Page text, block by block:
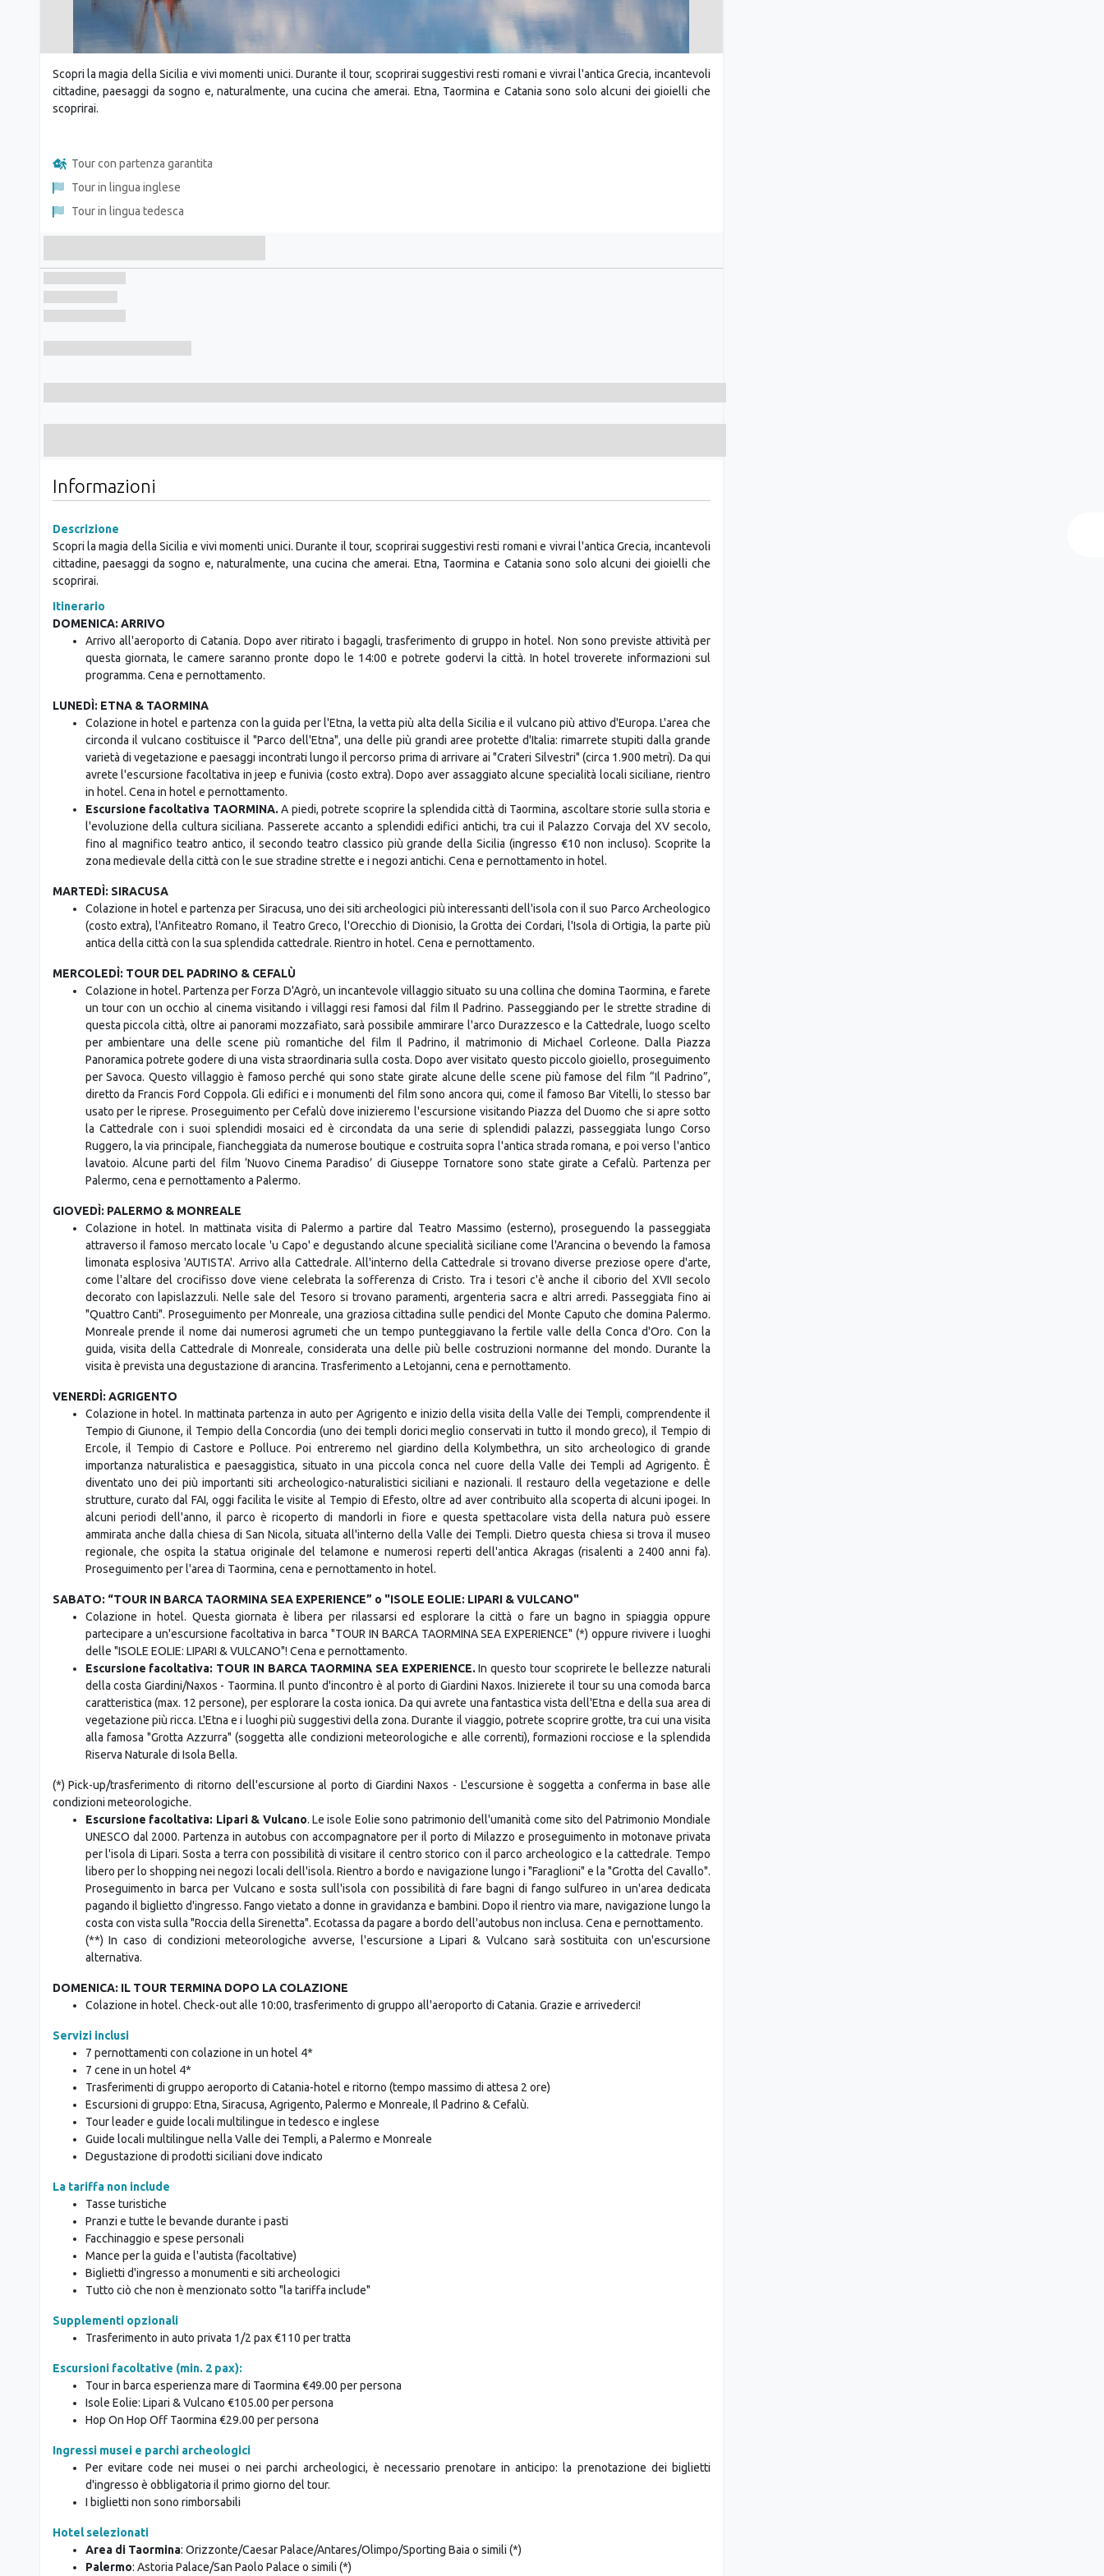
Scopri la magia della Sicilia e vivi momenti unici. Durante il tour, scoprirai suggestivi resti romani e vivrai l'antica Grecia, incantevoli
cittadine, paesaggi da sogno e, naturalmente, una cucina che amerai. Etna, Taormina e Catania sono solo alcuni dei gioielli che
scoprirai.
Tour in lingua inglese
Tour in lingua tedesca
Informazioni
Descrizione
Scopri la magia della Sicilia e vivi momenti unici. Durante il tour, scoprirai suggestivi resti romani e vivrai l'antica Grecia, incantevoli
cittadine, paesaggi da sogno e, naturalmente, una cucina che amerai. Etna, Taormina e Catania sono solo alcuni dei gioielli che
scoprirai.
DOMENICA: ARRIVO
Arrivo all'aeroporto di Catania. Dopo aver ritirato i bagagli, trasferimento di gruppo in hotel. Non sono previste attività per
questa giornata, le camere saranno pronte dopo le 14:00 e potrete godervi la città. In hotel troverete informazioni sul
programma. Cena e pernottamento.
LUNEDÌ: ETNA & TAORMINA
Colazione in hotel e partenza con la guida per l'Etna, la vetta più alta della Sicilia e il vulcano più attivo d'Europa. L'area che
circonda il vulcano costituisce il "Parco dell'Etna", una delle più grandi aree protette d'Italia: rimarrete stupiti dalla grande
varietà di vegetazione e paesaggi incontrati lungo il percorso prima di arrivare ai "Crateri Silvestri" (circa 1.900 metri). Da qui
avrete l'escursione facoltativa in jeep e funivia (costo extra). Dopo aver assaggiato alcune specialità locali siciliane, rientro
Escursione facoltativa TAORMINA.
l'evoluzione della cultura siciliana. Passerete accanto a splendidi edifici antichi, tra cui il Palazzo Corvaja del XV secolo,
fino al magnifico teatro antico, il secondo teatro classico più grande della Sicilia (ingresso €10 non incluso). Scoprite la
zona medievale della città con le sue stradine strette e i negozi antichi. Cena e pernottamento in hotel.
MARTEDÌ: SIRACUSA
Colazione in hotel e partenza per Siracusa, uno dei siti archeologici più interessanti dell'isola con il suo Parco Archeologico
(costo extra), l'Anfiteatro Romano, il Teatro Greco, l'Orecchio di Dionisio, la Grotta dei Cordari, l'Isola di Ortigia, la parte più
antica della città con la sua splendida cattedrale. Rientro in hotel. Cena e pernottamento.
MERCOLEDÌ: TOUR DEL PADRINO & CEFALÙ
Colazione in hotel. Partenza per Forza D'Agrò, un incantevole villaggio situato su una collina che domina Taormina, e farete
un tour con un occhio al cinema visitando i villaggi resi famosi dal film Il Padrino. Passeggiando per le strette stradine di
questa piccola città, oltre ai panorami mozzafiato, sarà possibile ammirare l'arco Durazzesco e la Cattedrale, luogo scelto
per ambientare una delle scene più romantiche del film Il Padrino, il matrimonio di Michael Corleone. Dalla Piazza
Panoramica potrete godere di una vista straordinaria sulla costa. Dopo aver visitato questo piccolo gioiello, proseguimento
per Savoca. Questo villaggio è famoso perché qui sono state girate alcune delle scene più famose del film “Il Padrino”,
diretto da Francis Ford Coppola. Gli edifici e i monumenti del film sono ancora qui, come il famoso Bar Vitelli, lo stesso bar
la Cattedrale con i suoi splendidi mosaici ed è circondata da una serie di splendidi palazzi, passeggiata lungo Corso
Ruggero, la via principale, fiancheggiata da numerose boutique e costruita sopra l'antica strada romana, e poi verso l'antico
lavatoio. Alcune parti del film ‘Nuovo Cinema Paradiso’ di Giuseppe Tornatore sono state girate a Cefalù. Partenza per
Palermo, cena e pernottamento a Palermo.
GIOVEDÌ: PALERMO & MONREALE
Colazione in hotel. In mattinata visita di Palermo a partire dal Teatro Massimo (esterno), proseguendo la passeggiata
attraverso il famoso mercato locale 'u Capo' e degustando alcune specialità siciliane come l'Arancina o bevendo la famosa
limonata esplosiva 'AUTISTA'. Arrivo alla Cattedrale. All'interno della Cattedrale si trovano diverse preziose opere d'arte,
come l'altare del crocifisso dove viene celebrata la sofferenza di Cristo. Tra i tesori c'è anche il ciborio del XVII secolo
"Quattro Canti". Proseguimento per Monreale, una graziosa cittadina sulle pendici del Monte Caputo che domina Palermo.
Monreale prende il nome dai numerosi agrumeti che un tempo punteggiavano la fertile valle della Conca d'Oro. Con la
guida, visita della Cattedrale di Monreale, considerata una delle più belle costruzioni normanne del mondo. Durante la
visita è prevista una degustazione di arancina. Trasferimento a Letojanni, cena e pernottamento.
VENERDÌ: AGRIGENTO
Colazione in hotel. In mattinata partenza in auto per Agrigento e inizio della visita della Valle dei Templi, comprendente il
Tempio di Giunone, il Tempio della Concordia (uno dei templi dorici meglio conservati in tutto il mondo greco), il Tempio di
Ercole, il Tempio di Castore e Polluce. Poi entreremo nel giardino della Kolymbethra, un sito archeologico di grande
importanza naturalistica e paesaggistica, situato in una piccola conca nel cuore della Valle dei Templi ad Agrigento. È
diventato uno dei più importanti siti archeologico-naturalistici siciliani e nazionali. Il restauro della vegetazione e delle
alcuni periodi dell'anno, il parco è ricoperto di mandorli in fiore e questa spettacolare vista della natura può essere
ammirata anche dalla chiesa di San Nicola, situata all'interno della Valle dei Templi. Dietro questa chiesa si trova il museo
regionale, che ospita la statua originale del telamone e numerosi reperti dell'antica Akragas (risalenti a 2400 anni fa).
Proseguimento per l'area di Taormina, cena e pernottamento in hotel.
SABATO: “TOUR IN BARCA TAORMINA SEA EXPERIENCE” o "ISOLE EOLIE: LIPARI & VULCANO"
Colazione in hotel. Questa giornata è libera per rilassarsi ed esplorare la città o fare un bagno in spiaggia oppure
partecipare a un'escursione facoltativa in barca "TOUR IN BARCA TAORMINA SEA EXPERIENCE" (*) oppure rivivere i luoghi
delle "ISOLE EOLIE: LIPARI & VULCANO"! Cena e pernottamento.
Escursione facoltativa: TOUR IN BARCA TAORMINA SEA EXPERIENCE.
caratteristica (max. 12 persone), per esplorare la costa ionica. Da qui avrete una fantastica vista dell'Etna e della sua area di
vegetazione più ricca. L'Etna e i luoghi più suggestivi della zona. Durante il viaggio, potrete scoprire grotte, tra cui una visita
alla famosa "Grotta Azzurra" (soggetta alle condizioni meteorologiche e alle correnti), formazioni rocciose e la splendida
Riserva Naturale di Isola Bella.
(*) Pick-up/trasferimento di ritorno dell'escursione al porto di Giardini Naxos - L'escursione è soggetta a conferma in base alle
condizioni meteorologiche.
Escursione facoltativa: Lipari & Vulcano. Le isole Eolie sono patrimonio dell'umanità come sito del Patrimonio Mondiale
UNESCO dal 2000. Partenza in autobus con accompagnatore per il porto di Milazzo e proseguimento in motonave privata
per l'isola di Lipari. Sosta a terra con possibilità di visitare il centro storico con il parco archeologico e la cattedrale. Tempo
libero per lo shopping nei negozi locali dell'isola. Rientro a bordo e navigazione lungo i "Faraglioni" e la "Grotta del Cavallo".
pagando il biglietto d'ingresso. Fango vietato a donne in gravidanza e bambini. Dopo il rientro via mare, navigazione lungo la
costa con vista sulla "Roccia della Sirenetta". Ecotassa da pagare a bordo dell'autobus non inclusa. Cena e pernottamento.
alternativa.
DOMENICA: IL TOUR TERMINA DOPO LA COLAZIONE
Colazione in hotel. Check-out alle 10:00, trasferimento di gruppo all'aeroporto di Catania. Grazie e arrivederci!
Servizi inclusi
7 pernottamenti con colazione in un hotel 4*
7 cene in un hotel 4*
Escursioni di gruppo: Etna, Siracusa, Agrigento, Palermo e Monreale, Il Padrino & Cefalù.
Tour leader e guide locali multilingue in tedesco e inglese
Guide locali multilingue nella Valle dei Templi, a Palermo e Monreale
Degustazione di prodotti siciliani dove indicato
La tariffa non include
Tasse turistiche
Facchinaggio e spese personali
Mance per la guida e l'autista (facoltative)
Tutto ciò che non è menzionato sotto "la tariffa include"
Supplementi opzionali
Trasferimento in auto privata 1/2 pax €110 per tratta
Escursioni facoltative (min. 2 pax):
Tour in barca esperienza mare di Taormina €49.00 per persona
Isole Eolie: Lipari & Vulcano €105.00 per persona
Hop On Hop Off Taormina €29.00 per persona
Ingressi musei e parchi archeologici
Per evitare code nei musei o nei parchi archeologici, è necessario prenotare in anticipo: la prenotazione dei biglietti
d'ingresso è obbligatoria il primo giorno del tour.